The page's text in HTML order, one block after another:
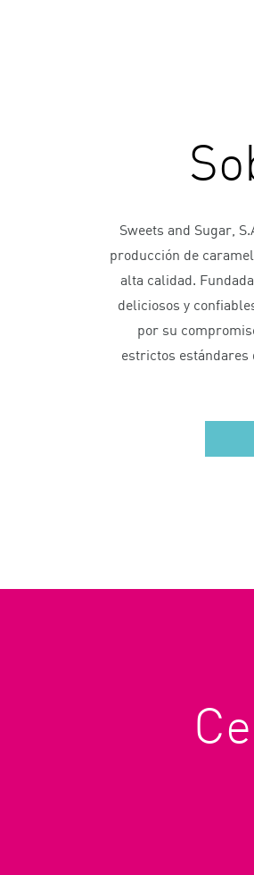
Sweets and Sugar,
producción de
alta calidad.
deliciosos y
por su
estrictos estándares